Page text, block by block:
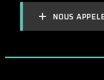
NOUS